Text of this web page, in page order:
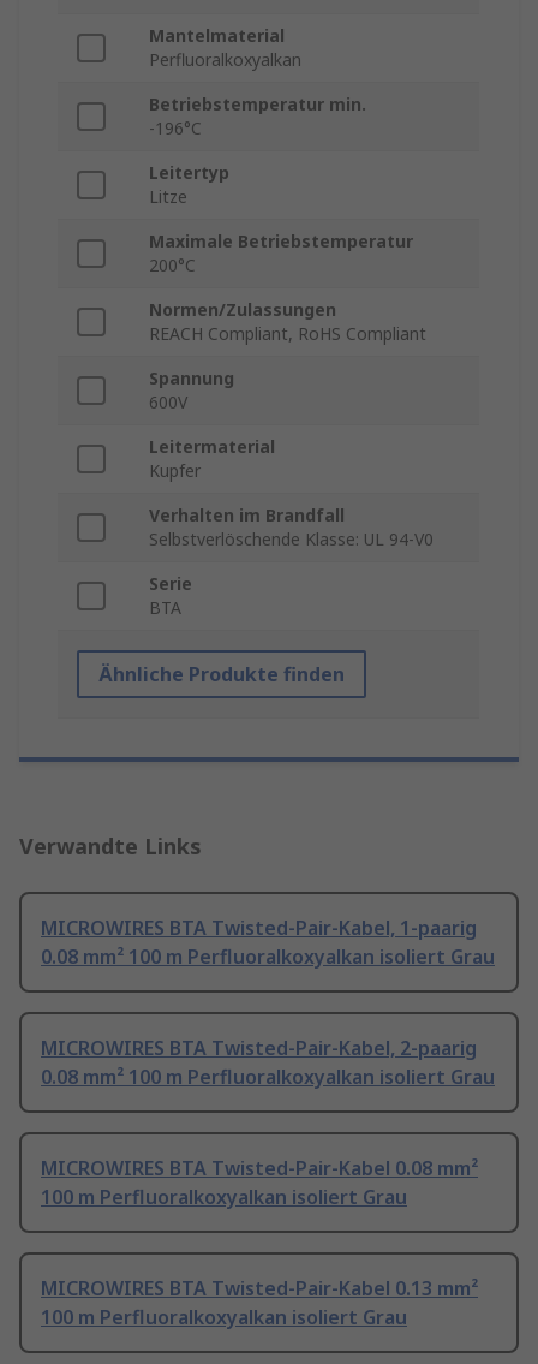
Mantelmaterial
Perfluoralkoxyalkan
Betriebstemperatur min.
-196°C
Leitertyp
Litze
Maximale Betriebstemperatur
200°C
Normen/Zulassungen
REACH Compliant, RoHS Compliant
Spannung
600V
Leitermaterial
Kupfer
Verhalten im Brandfall
Selbstverlöschende Klasse: UL 94-V0
Serie
BTA
Ähnliche Produkte finden
Verwandte Links
MICROWIRES BTA Twisted-Pair-Kabel, 1-paarig
0.08 mm² 100 m Perfluoralkoxyalkan isoliert Grau
MICROWIRES BTA Twisted-Pair-Kabel, 2-paarig
0.08 mm² 100 m Perfluoralkoxyalkan isoliert Grau
MICROWIRES BTA Twisted-Pair-Kabel 0.08 mm²
100 m Perfluoralkoxyalkan isoliert Grau
MICROWIRES BTA Twisted-Pair-Kabel 0.13 mm²
100 m Perfluoralkoxyalkan isoliert Grau